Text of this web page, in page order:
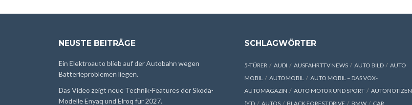
NEUSTE BEITRÄGE
Ein Elektroauto blieb auf der Autobahn wegen
Batterieproblemen liegen.
Das Video zeigt neue Technik-Features der Skoda-
Modelle Enyaq und Elroq für 2027.
SCHLAGWÖRTER
5-TÜRER AUDI AUSFAHRTTV NEWS AUTO BILD
AUTO
MOBIL
AUTOMOBIL
AUTO MOBIL – DAS VOX-
AUTOMAGAZIN
AUTO MOTOR UND SPORT
AUTONOTIZEN
(YT)
AUTOS BLACK FOREST DRIVE BMW CAR